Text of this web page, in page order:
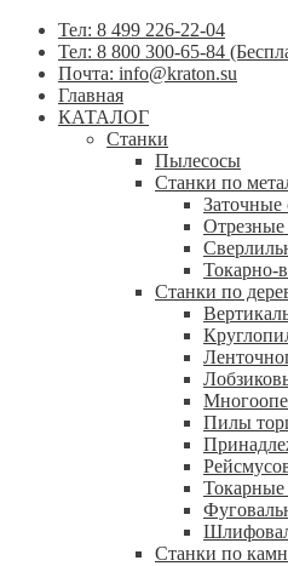
Тел: 8 499 226-22-04
Тел: 8 800 300-65-84
Почта: info@kraton.su
Главная
КАТАЛОГ
Станки
Пылесосы
Станки по
Заточные
Отрезные
Токарно-
Станки по
Пилы
Токарные
Станки по